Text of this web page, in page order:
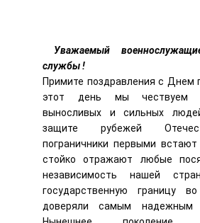
Уважаемый
службы !
Примите поздравления с Днем
этот день мы чествуем
выносливых и сильных
защите рубежей
пограничники первыми
стойко отражают любые
независимость нашей
государственную границу
доверяли самым надежным